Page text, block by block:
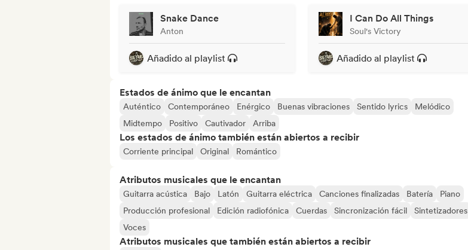
Snake Dance
Anton
Añadido al playlist
I Can Do All Things
Soul's Victory
Añadido al playlist
Estados de ánimo que le encantan
Auténtico Contemporáneo Enérgico Buenas vibraciones Sentido lyrics
Melódico
Midtempo
Positivo Cautivador Arriba
Los estados de ánimo también están abiertos a recibir
Corriente principal Original Romántico
Atributos musicales que le encantan
Guitarra acústica Bajo Latón Guitarra eléctrica Canciones finalizadas Batería
Piano
Producción profesional
Edición radiofónica Cuerdas Sincronización fácil
Sintetizadores
Voces
Atributos musicales que también están abiertos a recibir